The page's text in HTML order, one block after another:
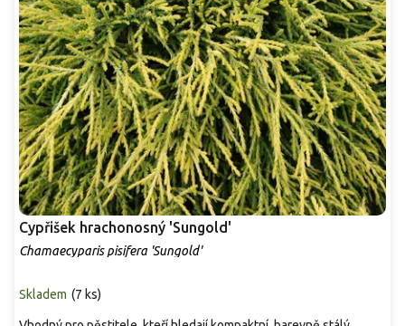
Cypřišek hrachonosný 'Sungold'
Chamaecyparis pisifera 'Sungold'
Skladem (7 ks)